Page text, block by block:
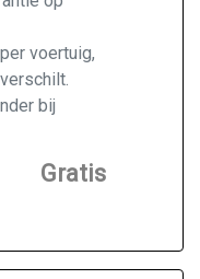
voertuig,
bij
voor
Gratis